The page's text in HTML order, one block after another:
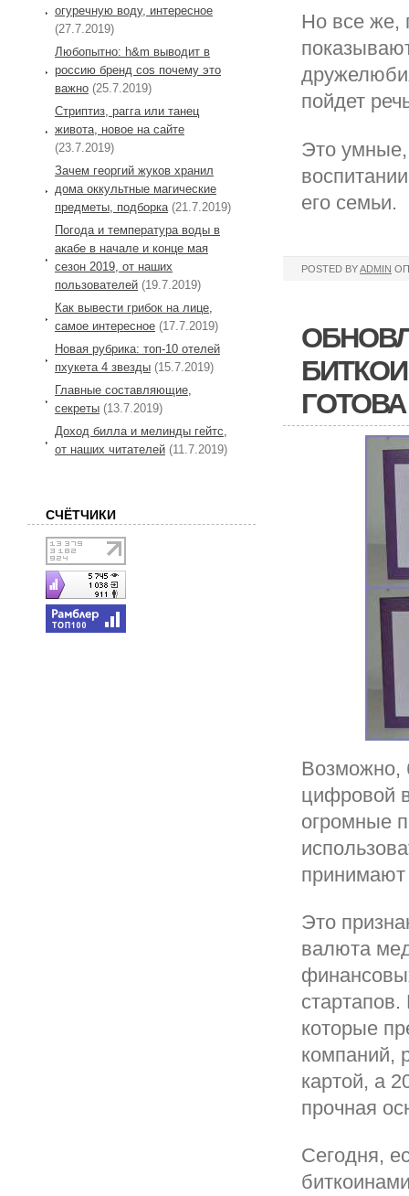
Но все же,
пойдет
Это
его семьи.
POSTED BYADMIN
ГОТОВА
Возможно,
цифровой
огромные
Это
валюта
которые
компаний,
картой, а
прочная
Сегодня,
огуречную воду, интересное
(27.7.2019)
Любопытно: h&m выводит в
россию бренд cos почему это
важно (25.7.2019)
Стриптиз, рагга или танец
живота, новое на сайте
(23.7.2019)
Зачем георгий жуков хранил
дома оккультные магические
предметы, подборка (21.7.2019)
Погода и температура воды в
акабе в начале и конце мая
сезон 2019, от наших
пользователей (19.7.2019)
Как вывести грибок на лице,
самое интересное (17.7.2019)
Новая рубрика: топ-10 отелей
пхукета 4 звезды (15.7.2019)
Главные составляющие,
секреты (13.7.2019)
Доход билла и мелинды гейтс,
от наших читателей (11.7.2019)
СЧЁТЧИКИ